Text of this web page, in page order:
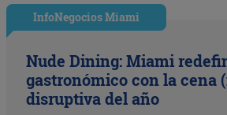
InfoNegocios Miami
Nude Dining: Miami
gastronómico con la cena
disruptiva del año